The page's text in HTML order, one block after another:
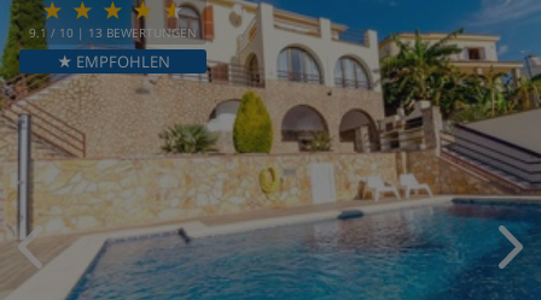
9.1 / 10 | 13 BEWERTUNGEN
★ EMPFOHLEN